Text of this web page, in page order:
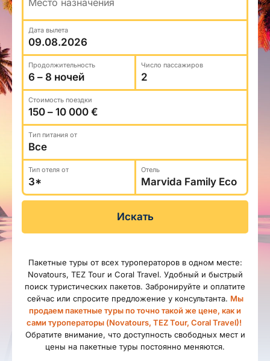
Reisikaubad.ee
Airalo eSIM
Бонусные пункты, Золотая карточка, Platinum
Club...
Золотая карточка
Platinum Club
Бонусные пункты
О нас
О компании, контакты, наши консультанты,
новости...
О компании
Контакты
Наши консультанты
Приходите на работу
Новости
Место назначения
Дата вылета
Продолжительность Число пассажиров
Стоимость поездки
Tип питания от
Тип отеля от Отель
Искать
Пакетные туры от всех туроператоров в одном месте:
Novatours, TEZ Tour и Coral Travel. Удобный и быстрый
поиск туристических пакетов. Забронируйте и оплатите
сейчас или спросите предложение у консультанта. Мы
продаем пакетные туры по точно такой же цене, как и
сами туроператоры (Novatours, TEZ Tour, Coral Travel)!
Обратите внимание, что доступность свободных мест и
цены на пакетные туры постоянно меняются.